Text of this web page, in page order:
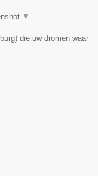
▼
die uw dromen waar